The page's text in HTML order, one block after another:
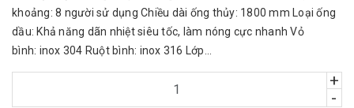
khoảng: 8 người sử dụng Chiều dài ống thủy: 1800 mm Loại ống
dầu: Khả năng dãn nhiệt siêu tốc, làm nóng cực nhanh Vỏ
bình: inox 304 Ruột bình: inox 316 Lớp...
+
-